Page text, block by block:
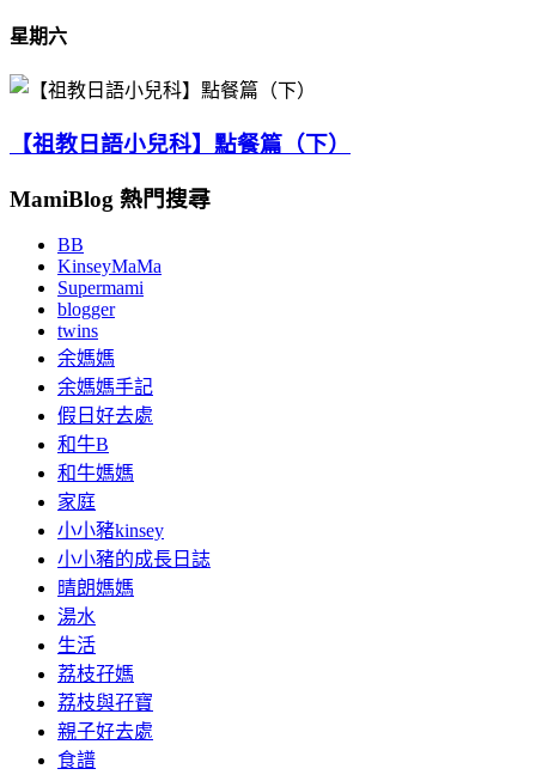
星期六
【祖教日語小兒科】點餐篇（下）
MamiBlog 熱門搜尋
BB
KinseyMaMa
Supermami
blogger
twins
余媽媽
余媽媽手記
假日好去處
和牛B
和牛媽媽
家庭
小小豬kinsey
小小豬的成長日誌
晴朗媽媽
湯水
生活
荔枝孖媽
荔枝與孖寶
親子好去處
食譜